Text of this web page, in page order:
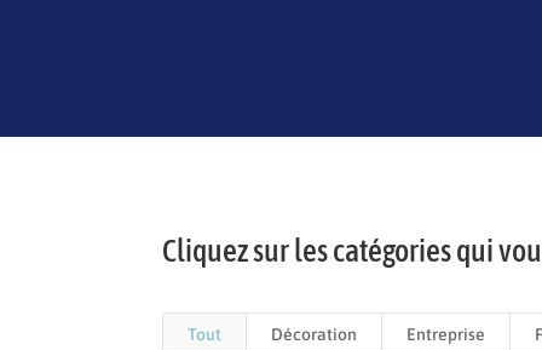
Cliquez sur les catégories qui
Tout Décoration Entreprise